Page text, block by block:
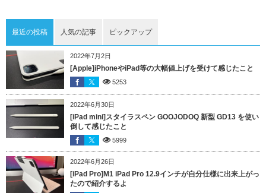
最近の投稿 人気の記事 ピックアップ
2022年7月2日
[Apple]iPhoneやiPad等の大幅値上げを受けて感じたこと
5253
2022年6月30日
[iPad mini]スタイラスペン GOOJODOQ 新型 GD13 を使い
倒して感じたこと
5999
2022年6月26日
[iPad Pro]M1 iPad Pro 12.9インチが自分仕様に出来上がっ
たので紹介するよ